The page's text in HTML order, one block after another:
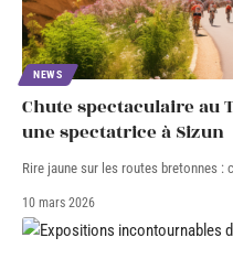
NEWS
Chute spectaculaire au
une spectatrice à Sizun
Rire jaune sur les routes bretonnes :
10 mars 2026